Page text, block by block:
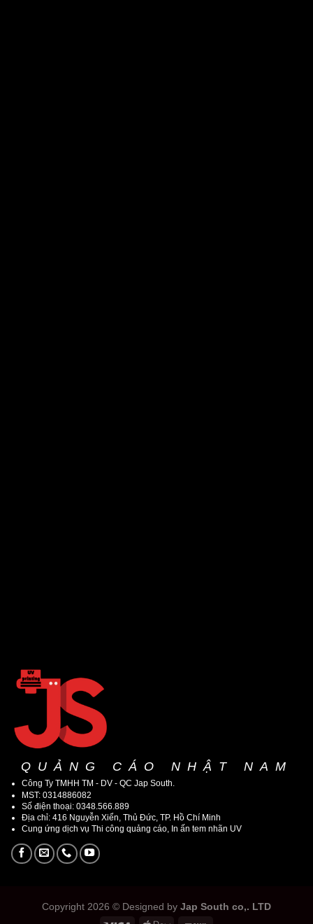
QUẢNG CÁO NHẬT NAM
Công Ty TMHH TM - DV - QC Jap South.
MST: 0314886082
Số điện thoại: 0348.566.889
Địa chỉ: 416 Nguyễn Xiển, Thủ Đức, TP. Hồ Chí Minh
Cung ứng dịch vụ Thi công quảng cáo, In ấn tem nhãn UV
Copyright 2026 © Designed by Jap South co,. LTD